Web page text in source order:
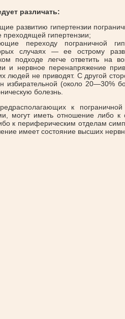
различать:
развитию гипертензии
преходящей гипертензии;
переходу пограничной
случаях — ее острому
подходе легче ответить на
и нервное перенапряжение
людей не приводят. С другой
избирательной (около 20—30%
болезнь.
к
могут иметь отношение либо
к периферическим отделам
имеет состояние высших